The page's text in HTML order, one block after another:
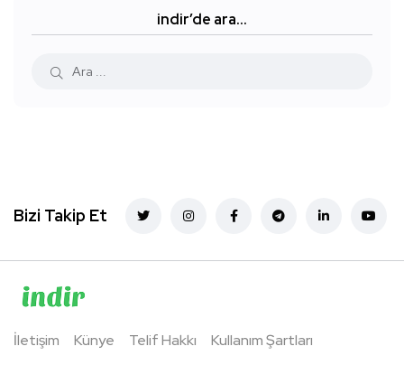
indir’de ara…
Bizi Takip Et
İletişim Künye Telif Hakkı
Kullanım Şartları